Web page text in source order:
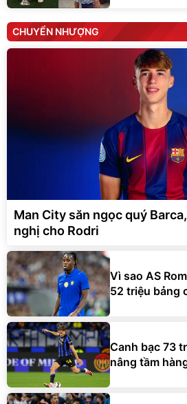
CHUYỂN NHƯỢNG
Man City săn ngọc quý
nghị cho Rodri
Vì sao AS
52 triệu bảng
Canh bạc 73
nâng tầm